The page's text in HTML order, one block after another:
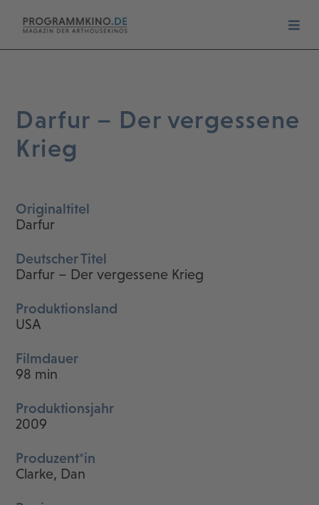
Darfur – Der vergessene
Krieg
Originaltitel
Darfur
Deutscher Titel
Darfur – Der vergessene Krieg
Produktionsland
USA
Filmdauer
98 min
Produktionsjahr
2009
Produzent*in
Clarke, Dan